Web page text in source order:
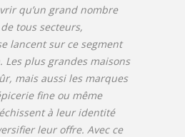
qu’un grand nombre
tous secteurs,
lancent sur ce segment
Les plus grandes maisons
mais aussi les marques
fine ou même
à leur identité
leur offre. Avec ce